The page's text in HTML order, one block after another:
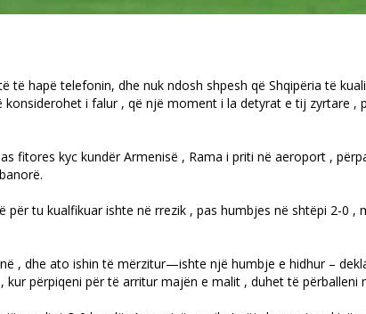
të hapë telefonin, dhe nuk ndosh shpesh që Shqipëria të
konsiderohet i falur , që një moment i la detyrat e tij zyrtare
fitores kyc kundër Armenisë , Rama i priti në aeroport ,
për tu kualfikuar ishte në rrezik , pas humbjes në shtëpi 2-0
, dhe ato ishin të mërzitur—ishte një humbje e hidhur –
, kur përpiqeni për të arritur majën e malit , duhet të